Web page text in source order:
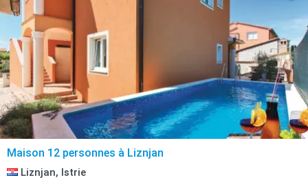
Maison 12 personnes à Liznjan
Liznjan, Istrie